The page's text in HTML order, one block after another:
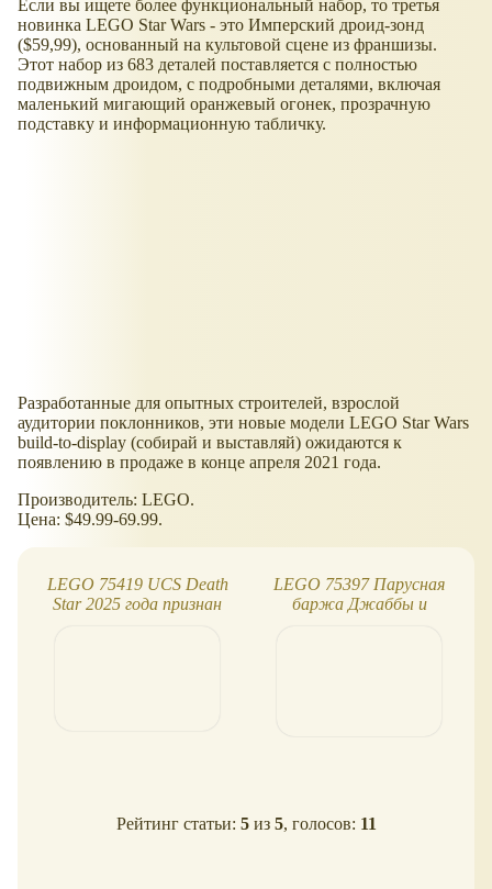
Если вы ищете более функциональный набор, то третья
новинка LEGO Star Wars - это Имперский дроид-зонд
($59,99), основанный на культовой сцене из франшизы.
Этот набор из 683 деталей поставляется с полностью
подвижным дроидом, с подробными деталями, включая
маленький мигающий оранжевый огонек, прозрачную
подставку и информационную табличку.
Разработанные для опытных строителей, взрослой
аудитории поклонников, эти новые модели LEGO Star Wars
build-to-display (собирай и выставляй) ожидаются к
появлению в продаже в конце апреля 2021 года.
Производитель: LEGO.
Цена: $49.99-69.99.
LEGO 75419 UCS Death
Star 2025 года признан
LEGO 75397 Парусная
баржа Джаббы и
Рейтинг статьи: 5из 5, голосов: 11